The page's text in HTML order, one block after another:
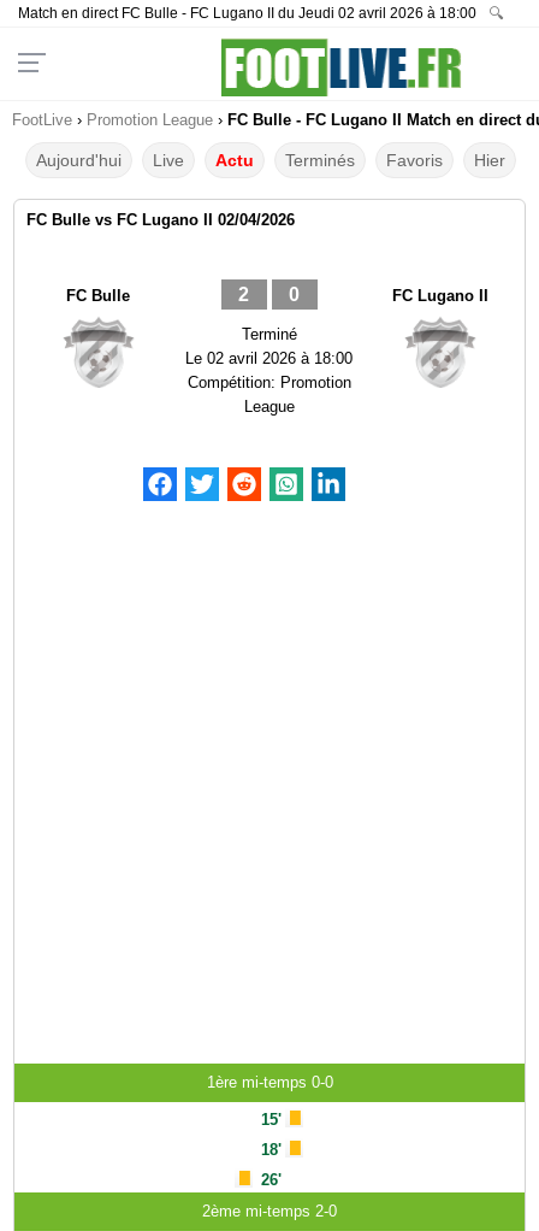
Match en direct FC Bulle - FC Lugano II du Jeudi 02 avril 2026 à 18:00 🔍
FootLive › Promotion League › FC Bulle - FC Lugano II Match en direct
Aujourd'hui Live Actu Terminés Favoris Hier
FC Bulle vs FC Lugano II 02/04/2026
FC Bulle 2 0
Terminé
Le02 avril 2026 à 18:00
Compétition: Promotion
League
FC Lugano II
1ère mi-temps 0-0
15'
18'
26'
2ème mi-temps 2-0